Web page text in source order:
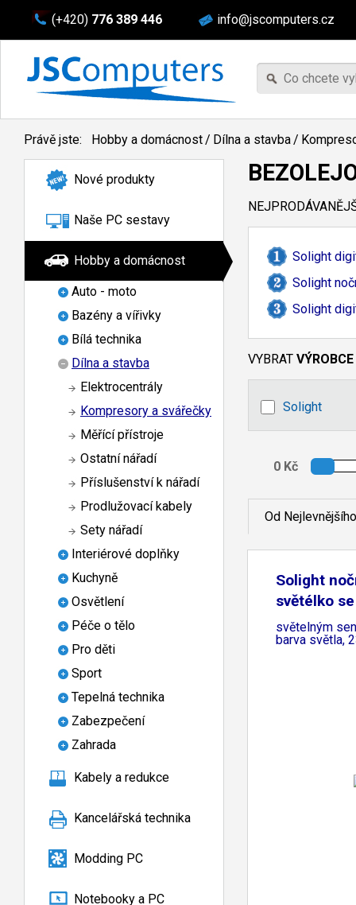
(+420) 776 389 446 info@jscomputers.cz
Právě jste: Hobby a domácnost/ Dílna a stavba/
Nové produkty
Naše PC sestavy
Hobby a domácnost
Auto - moto
Bazény a vířivky
Bílá technika
Dílna a stavba
Elektrocentrály
Kompresory a svářečky
Měřící přístroje
Ostatní nářadí
Příslušenství k nářadí
Prodlužovací kabely
Sety nářadí
Interiérové doplňky
Kuchyně
Osvětlení
Péče o tělo
Pro děti
Sport
Tepelná technika
Zabezpečení
Zahrada
Kabely a redukce
Kancelářská technika
Modding PC
Notebooky a PC
Solight
Solight
Solight
VYBRAT VÝROBCE
Solight
Od Nejlevnějšího
Solight
světélko se
světelným
barva světla,